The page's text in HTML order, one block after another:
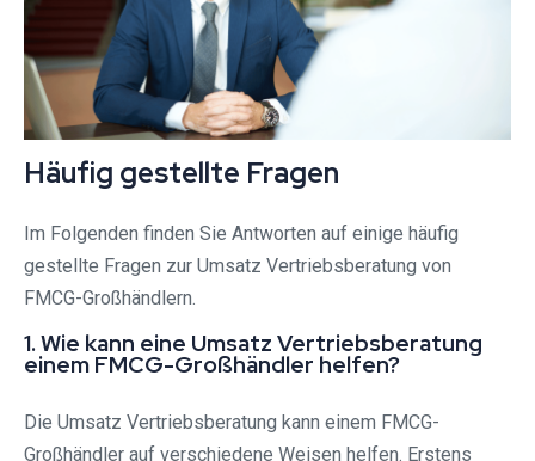
Häufig gestellte Fragen
Im Folgenden finden Sie Antworten auf einige häufig
gestellte Fragen zur Umsatz Vertriebsberatung von
FMCG-Großhändlern.
1. Wie kann eine Umsatz Vertriebsberatung
einem FMCG-Großhändler helfen?
Die Umsatz Vertriebsberatung kann einem FMCG-
Großhändler auf verschiedene Weisen helfen. Erstens